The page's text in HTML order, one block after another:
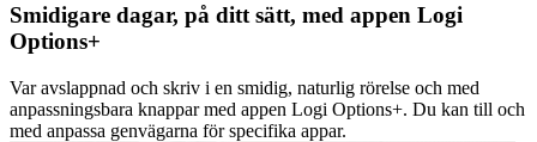
Smidigare dagar, på ditt sätt, med appen Logi
Options+
Var avslappnad och skriv i en smidig, naturlig rörelse och med
anpassningsbara knappar med appen Logi Options+. Du kan till och
med anpassa genvägarna för specifika appar.